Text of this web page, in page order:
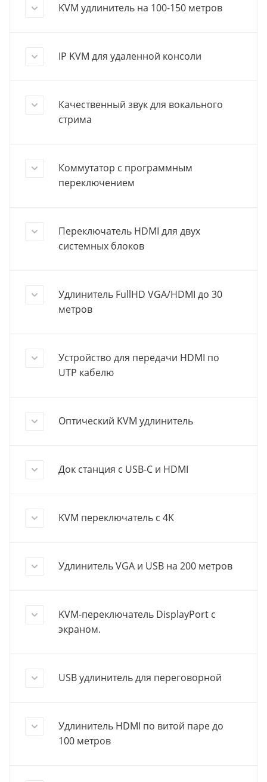
KVM удлинитель на 100-150 метров
IP KVM для удаленной консоли
Качественный звук для вокального
стрима
Коммутатор с программным
переключением
Переключатель HDMI для двух
системных блоков
Удлинитель FullHD VGA/HDMI до 30
метров
Устройство для передачи HDMI по
UTP кабелю
Оптический KVM удлинитель
Док станция с USB-C и HDMI
KVM переключатель с 4K
Удлинитель VGA и USB на 200 метров
KVM-переключатель DisplayPort с
экраном.
USB удлинитель для переговорной
Удлинитель HDMI по витой паре до
100 метров